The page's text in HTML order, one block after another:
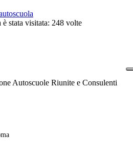
è stata visitata: 248 volte
Autoscuole Riunite e Consulenti